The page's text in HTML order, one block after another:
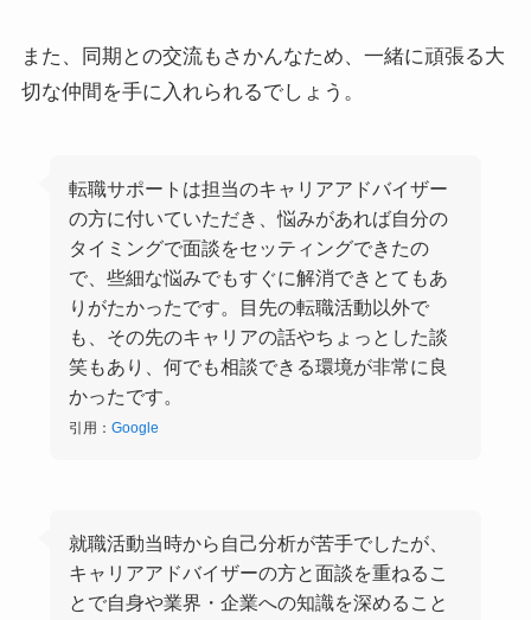
また、同期との交流もさかんなため、一緒に頑張る大
切な仲間を手に入れられるでしょう。
転職サポートは担当のキャリアアドバイザー
の方に付いていただき、悩みがあれば自分の
タイミングで面談をセッティングできたの
で、些細な悩みでもすぐに解消できとてもあ
りがたかったです。目先の転職活動以外で
も、その先のキャリアの話やちょっとした談
笑もあり、何でも相談できる環境が非常に良
かったです。
引用：Google
就職活動当時から自己分析が苦手でしたが、
キャリアアドバイザーの方と面談を重ねるこ
とで自身や業界・企業への知識を深めること